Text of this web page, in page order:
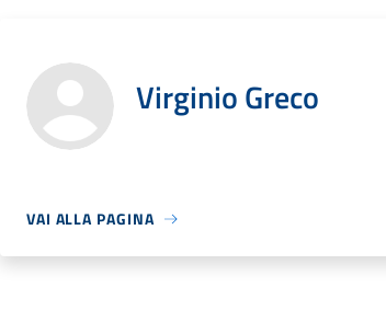
Virginio Greco
VAI ALLA PAGINA